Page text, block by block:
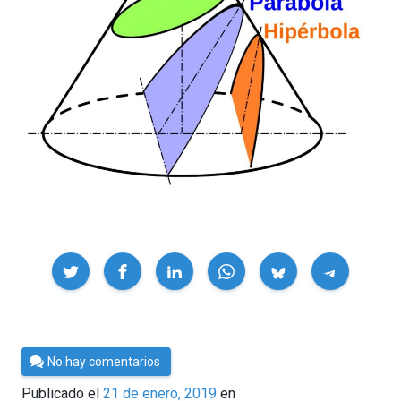
Compartir
Por
César
No hay comentarios
Publicado el 21 de enero, 2019 en